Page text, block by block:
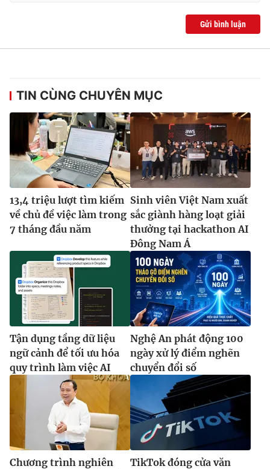
Gửi bình luận
TIN CÙNG CHUYÊN MỤC
13,4 triệu lượt tìm kiếm
về chủ đề việc làm trong
7 tháng đầu năm
Sinh viên Việt Nam xuất
sắc giành hàng loạt giải
thưởng tại hackathon AI
Đông Nam Á
Tận dụng tầng dữ liệu
ngữ cảnh để tối ưu hóa
quy trình làm việc AI
Nghệ An phát động 100
ngày xử lý điểm nghẽn
chuyển đổi số
Chương trình nghiên
TikTok đóng cửa văn